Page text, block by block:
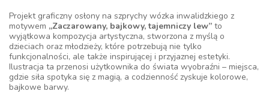
Projekt graficzny osłony na szprychy wózka inwalidzkiego z
motywem „Zaczarowany, bajkowy, tajemniczy lew” to
wyjątkowa kompozycja artystyczna, stworzona z myślą o
dzieciach oraz młodzieży, które potrzebują nie tylko
funkcjonalności, ale także inspirującej i przyjaznej estetyki.
Ilustracja ta przenosi użytkownika do świata wyobraźni – miejsca,
gdzie siła spotyka się z magią, a codzienność zyskuje kolorowe,
bajkowe barwy.